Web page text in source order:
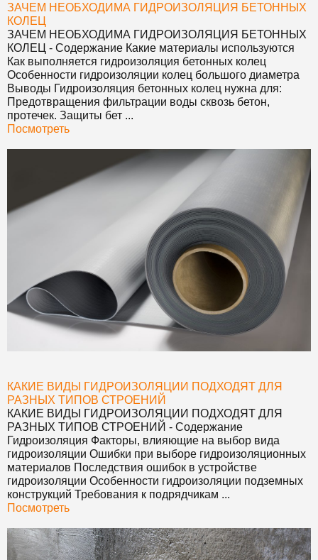
ЗАЧЕМ НЕОБХОДИМА ГИДРОИЗОЛЯЦИЯ БЕТОННЫХ
КОЛЕЦ
ЗАЧЕМ НЕОБХОДИМА ГИДРОИЗОЛЯЦИЯ БЕТОННЫХ
КОЛЕЦ - Содержание Какие материалы используются
Как выполняется гидроизоляция бетонных колец
Особенности гидроизоляции колец большого диаметра
Выводы Гидроизоляция бетонных колец нужна для:
Предотвращения фильтрации воды сквозь бетон,
протечек. Защиты бет ...
Посмотреть
КАКИЕ ВИДЫ ГИДРОИЗОЛЯЦИИ ПОДХОДЯТ ДЛЯ
РАЗНЫХ ТИПОВ СТРОЕНИЙ
КАКИЕ ВИДЫ ГИДРОИЗОЛЯЦИИ ПОДХОДЯТ ДЛЯ
РАЗНЫХ ТИПОВ СТРОЕНИЙ - Содержание
Гидроизоляция Факторы, влияющие на выбор вида
гидроизоляции Ошибки при выборе гидроизоляционных
материалов Последствия ошибок в устройстве
гидроизоляции Особенности гидроизоляции подземных
конструкций Требования к подрядчикам ...
Посмотреть